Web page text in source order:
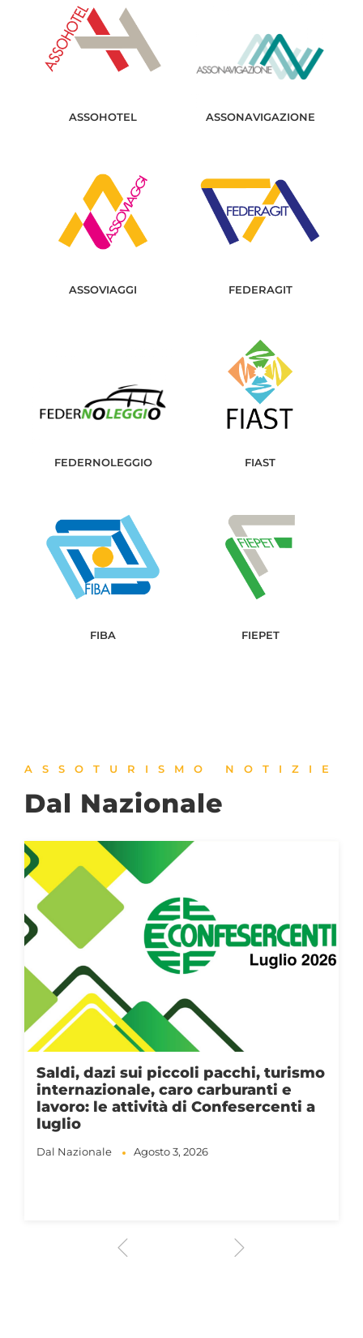
ASSOHOTEL ASSONAVIGAZIONE
ASSOVIAGGI FEDERAGIT
FEDERNOLEGGIO FIAST
FIBA FIEPET
ASSOTURISMO NOTIZIE
Dal Nazionale
Saldi, dazi sui piccoli pacchi, turismo
internazionale, caro carburanti e
lavoro: le attività di Confesercenti a
luglio
Dal Nazionale Agosto 3, 2026